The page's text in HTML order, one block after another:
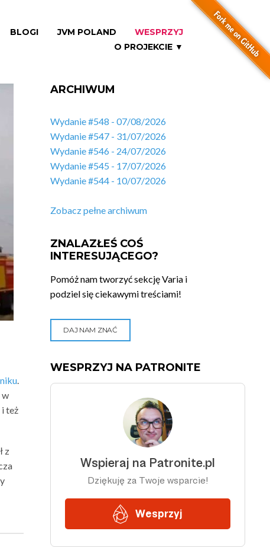
BLOGI JVM POLAND
WESPRZYJ
O PROJEKCIE ▼
.
w
i też
z
ARCHIWUM
Wydanie #548 - 07/08/2026
Wydanie #547 - 31/07/2026
Wydanie #546 - 24/07/2026
Wydanie #545 - 17/07/2026
Wydanie #544 - 10/07/2026
Zobacz pełne archiwum
ZNALAZŁEŚ COŚ
INTERESUJĄCEGO?
Pomóż nam tworzyć sekcję Varia i
podziel się ciekawymi treściami!
DAJ NAM ZNAĆ
WESPRZYJ NA PATRONITE